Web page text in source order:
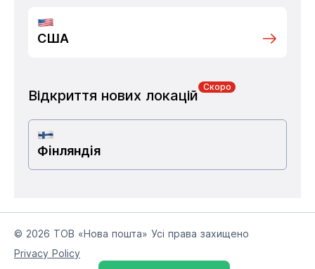
США
Відкриття нових локацій
Скоро
Фінляндія
© 2026 ТОВ «Нова пошта» Усі права захищено
Privacy Policy